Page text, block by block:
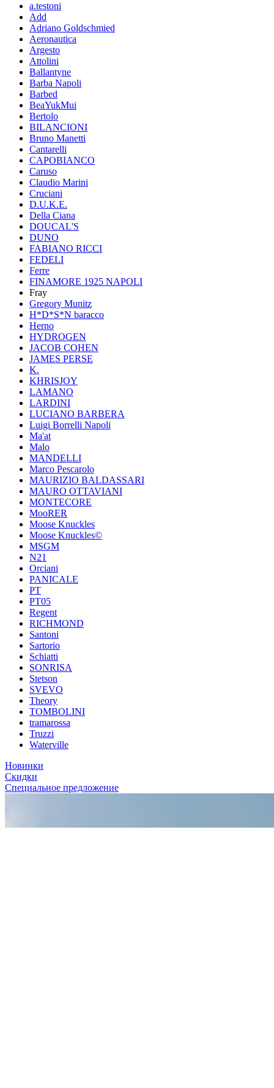
a.testoni
Add
Adriano Goldschmied
Aeronautica
Argesto
Attolini
Ballantyne
Barba Napoli
Barbed
BeaYukMui
Bertolo
BILANCIONI
Bruno Manetti
Cantarelli
CAPOBIANCO
Caruso
Claudio Marini
Cruciani
D.U.K.E.
Della Ciana
DOUCAL'S
DUNO
FABIANO RICCI
FEDELI
Ferre
FINAMORE 1925 NAPOLI
Fray
Gregory Munitz
H*D*S*N baracco
Herno
HYDROGEN
JACOB COHEN
JAMES PERSE
K.
KHRISJOY
LAMANO
LARDINI
LUCIANO BARBERA
Luigi Borrelli Napoli
Ma'at
Malo
MANDELLI
Marco Pescarolo
MAURIZIO BALDASSARI
MAURO OTTAVIANI
MONTECORE
MooRER
Moose Knuckles
Moose Knuckles©️
MSGM
N21
Orciani
PANICALE
PT
PT05
Regent
RICHMOND
Santoni
Sartorio
Schiatti
SONRISA
Stetson
SVEVO
Theory
TOMBOLINI
tramarossa
Truzzi
Waterville
Новинки
Скидки
Специальное предложение